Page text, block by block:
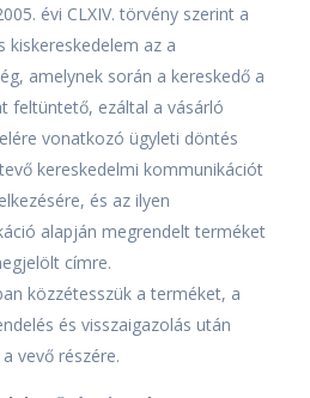
évi CLXIV. törvény szerint a
kiskereskedelem az a
amelynek során a kereskedő a
feltüntető, ezáltal a vásárló
vonatkozó ügyleti döntés
kereskedelmi kommunikációt
és az ilyen
alapján megrendelt terméket
címre.
közzétesszük a terméket, a
és visszaigazolás után
vevő részére.